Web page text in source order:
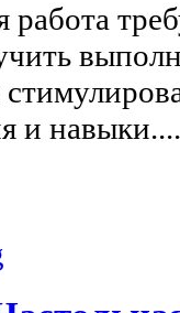
и навыки....